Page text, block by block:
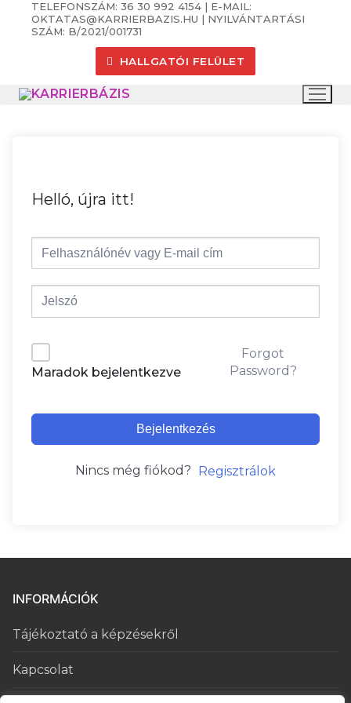
UgrásTELEFONSZÁM: 36 30 992 4154 | E-MAIL:
OKTATAS@KARRIERBAZIS.HU | NYILVÁNTARTÁSI
SZÁM: B/2021/001731
HALLGATÓI FELÜLET
Helló, újra itt!
Maradok bejelentkezve
Forgot
Password?
Bejelentkezés
Nincs még fiókod? Regisztrálok
INFORMÁCIÓK
Tájékoztató a képzésekről
Kapcsolat